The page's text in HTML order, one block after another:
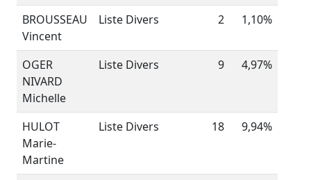
BROUSSEAU
Vincent
Liste Divers 2 1,10%
OGER
NIVARD
Michelle
Liste Divers 9 4,97%
HULOT
Marie-
Martine
Liste Divers 18 9,94%